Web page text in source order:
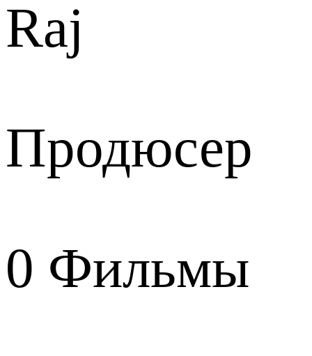
Raj
Продюсер
0 Фильмы